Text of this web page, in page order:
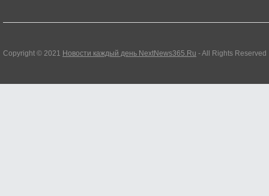
Copyright © 2021 Новости каждый день NextNews365.Ru - All Rights Reserved